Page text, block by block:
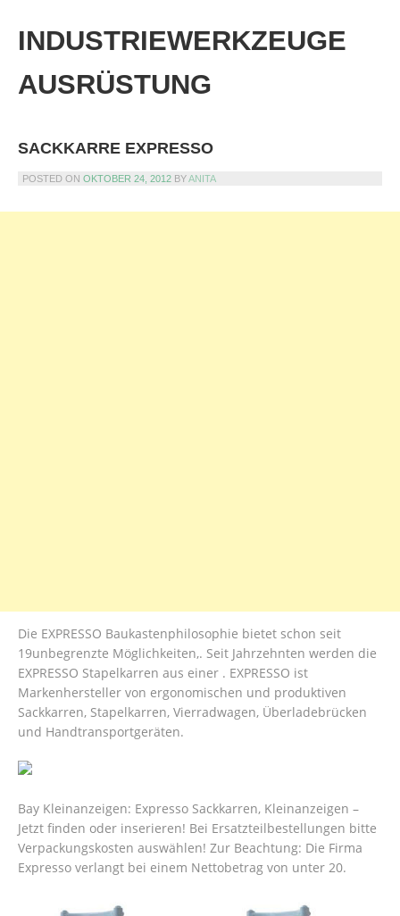
content
INDUSTRIEWERKZEUGE
AUSRÜSTUNG
SACKKARRE EXPRESSO
POSTED ON OKTOBER 24, 2012 BYANITA
Die EXPRESSO Baukastenphilosophie bietet schon seit
19unbegrenzte Möglichkeiten,. Seit Jahrzehnten werden die
EXPRESSO Stapelkarren aus einer . EXPRESSO ist
Markenhersteller von ergonomischen und produktiven
Sackkarren, Stapelkarren, Vierradwagen, Überladebrücken
und Handtransportgeräten.
Bay Kleinanzeigen: Expresso Sackkarren, Kleinanzeigen –
Jetzt finden oder inserieren! Bei Ersatzteilbestellungen bitte
Verpackungskosten auswählen! Zur Beachtung: Die Firma
Expresso verlangt bei einem Nettobetrag von unter 20.